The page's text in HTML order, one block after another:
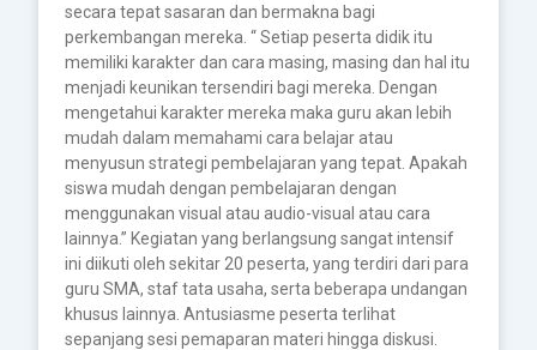
secara tepat sasaran dan bermakna bagi
perkembangan mereka. “ Setiap peserta didik itu
memiliki karakter dan cara masing, masing dan hal itu
menjadi keunikan tersendiri bagi mereka. Dengan
mengetahui karakter mereka maka guru akan lebih
mudah dalam memahami cara belajar atau
menyusun strategi pembelajaran yang tepat. Apakah
siswa mudah dengan pembelajaran dengan
menggunakan visual atau audio-visual atau cara
lainnya.” Kegiatan yang berlangsung sangat intensif
ini diikuti oleh sekitar 20 peserta, yang terdiri dari para
guru SMA, staf tata usaha, serta beberapa undangan
khusus lainnya. Antusiasme peserta terlihat
sepanjang sesi pemaparan materi hingga diskusi.